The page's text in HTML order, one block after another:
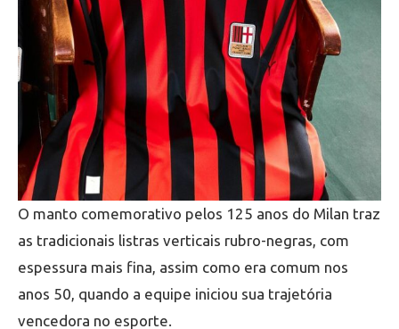
O manto comemorativo pelos 125 anos do Milan traz
as tradicionais listras verticais rubro-negras, com
espessura mais fina, assim como era comum nos
anos 50, quando a equipe iniciou sua trajetória
vencedora no esporte.